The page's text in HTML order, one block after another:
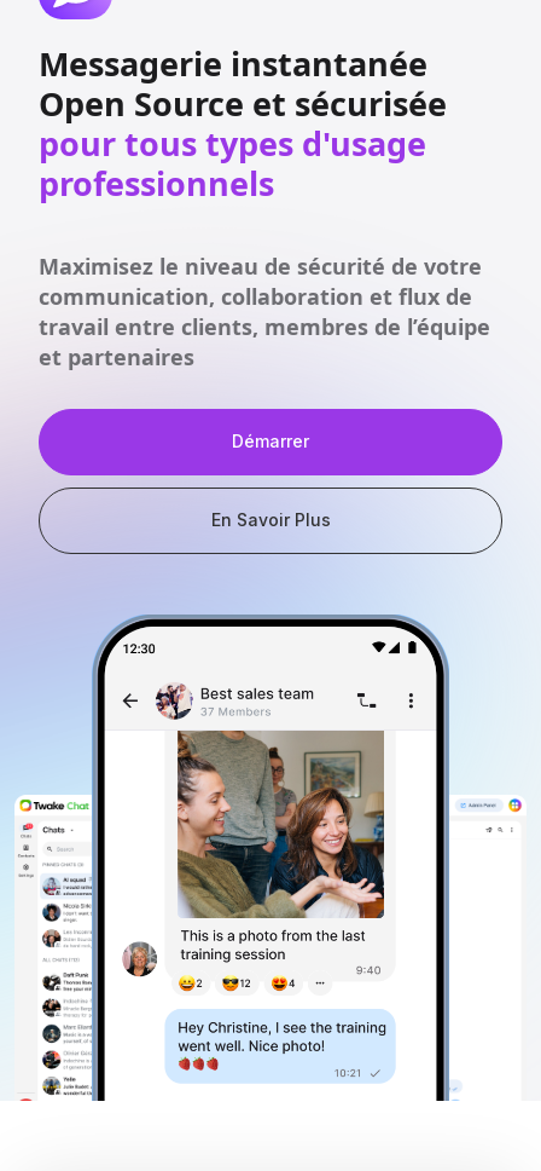
Messagerie instantanée
Open Source et sécurisée
pour tous types d'usage
professionnels
Maximisez le niveau de sécurité de votre
communication, collaboration et flux de
travail entre clients, membres de l’équipe
et partenaires
Démarrer
En Savoir Plus